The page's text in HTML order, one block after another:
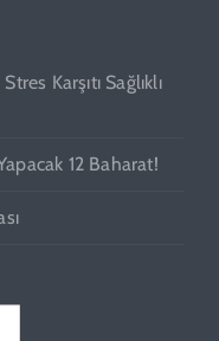
Karşıtı Sağlıklı
12 Baharat!